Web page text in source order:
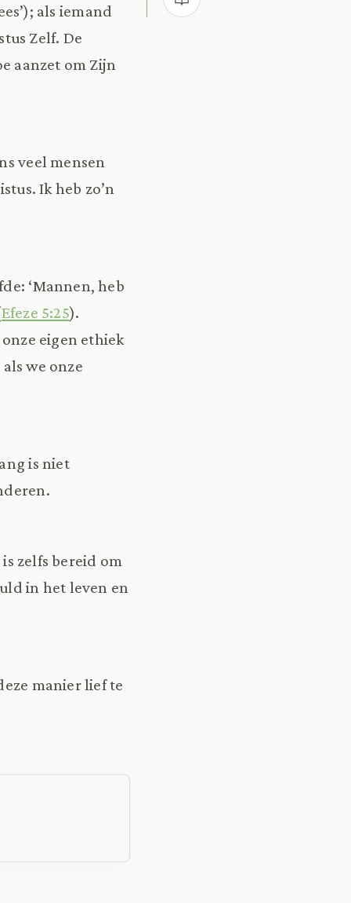
als iemand
Zelf. De
aanzet om Zijn
veel mensen
Ik heb zo’n
‘Mannen, heb
Efeze 5:25).
eigen ethiek
we onze
is niet
zelfs bereid om
in het leven en
manier lief te